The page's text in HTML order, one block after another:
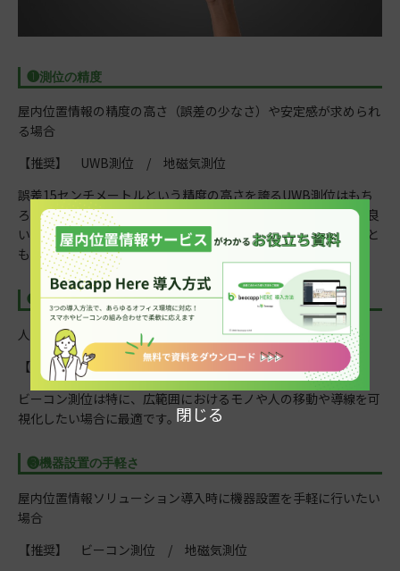
❶測位の精度
屋内位置情報の精度の高さ（誤差の少なさ）や安定感が求められ
る場合
【推奨】 UWB測位 / 地磁気測位
誤差15センチメートルという精度の高さを誇るUWB測位はもち
ろん、データの安定感が強い地磁気測位も精度が高いと言って良
いでしょう。ただし地磁気測位は付近の環境に影響を受けること
もあることから注意が必要です。
❷人やモノなどの個体の識別
人やモノを個々に識別し、個別に位置情報を取得したい場合
【推奨】 ビーコン測位 / RFID測位
ビーコン測位は特に、広範囲におけるモノや人の移動や導線を可
視化したい場合に最適です。
❸機器設置の手軽さ
屋内位置情報ソリューション導入時に機器設置を手軽に行いたい
場合
【推奨】 ビーコン測位 / 地磁気測位
閉じる